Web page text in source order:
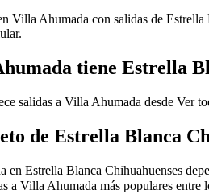
Villa Ahumada con salidas de
tiene Estrella
salidas a Villa Ahumada desde Ver
de Estrella Blanca
Estrella Blanca Chihuahuenses
a Villa Ahumada más populares